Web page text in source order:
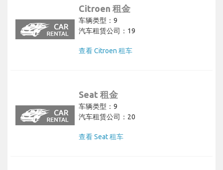
Citroen 租金
车辆类型：9
汽车租赁公司：19
查看 Citroen 租车
Seat 租金
车辆类型：9
汽车租赁公司：20
查看 Seat 租车